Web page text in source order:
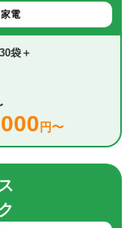
電
袋＋
円〜